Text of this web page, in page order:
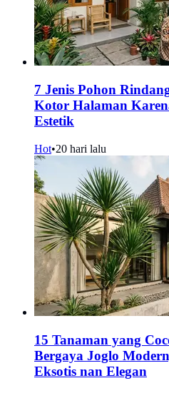
7 Jenis Pohon
Kotor Halaman
Estetik
Hot•20 hari lalu
15 Tanaman yang
Bergaya Joglo
Eksotis nan Elegan